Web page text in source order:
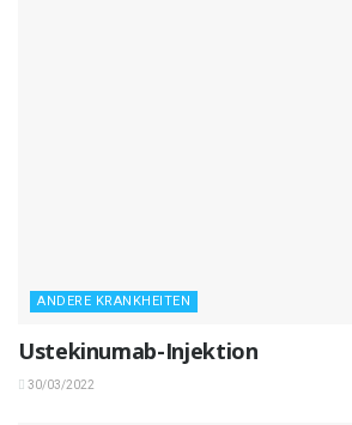
ANDERE KRANKHEITEN
Ustekinumab-Injektion
30/03/2022